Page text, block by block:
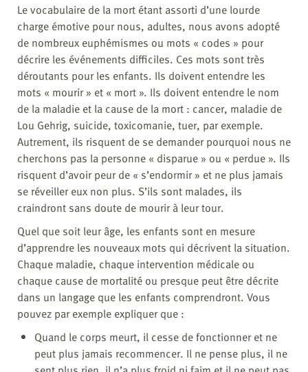
Le vocabulaire de la mort étant assorti d’une lourde
charge émotive pour nous, adultes, nous avons adopté
de nombreux euphémismes ou mots « codes » pour
décrire les événements difficiles. Ces mots sont très
déroutants pour les enfants. Ils doivent entendre les
mots « mourir » et « mort ». Ils doivent entendre le nom
de la maladie et la cause de la mort : cancer, maladie de
Lou Gehrig, suicide, toxicomanie, tuer, par exemple.
Autrement, ils risquent de se demander pourquoi nous ne
cherchons pas la personne « disparue » ou « perdue ». Ils
risquent d’avoir peur de « s’endormir » et ne plus jamais
se réveiller eux non plus. S’ils sont malades, ils
craindront sans doute de mourir à leur tour.
Quel que soit leur âge, les enfants sont en mesure
d’apprendre les nouveaux mots qui décrivent la situation.
Chaque maladie, chaque intervention médicale ou
chaque cause de mortalité ou presque peut être décrite
dans un langage que les enfants comprendront. Vous
pouvez par exemple expliquer que :
Quand le corps meurt, il cesse de fonctionner et ne
peut plus jamais recommencer. Il ne pense plus, il ne